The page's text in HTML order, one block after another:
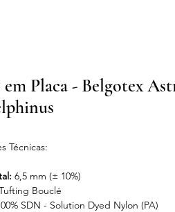
Placa - Belgotex
Técnicas:
6,5 mm (± 10%)
Bouclé
SDN - Solution Dyed Nylon (PA)